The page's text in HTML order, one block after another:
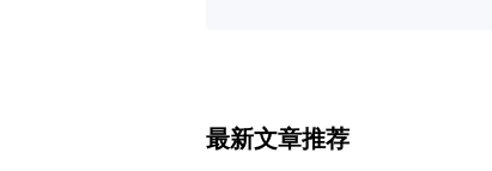
最新文章推荐